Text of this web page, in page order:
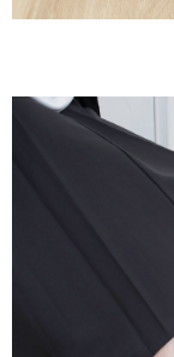
４．使用「AFTEE先
恩沛科技股份有限公